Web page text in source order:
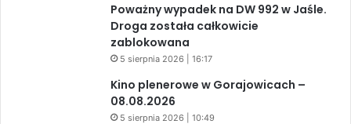
Poważny wypadek na DW 992 w Jaśle.
Droga została całkowicie
zablokowana
5 sierpnia 2026 | 16:17
Kino plenerowe w Gorajowicach –
08.08.2026
5 sierpnia 2026 | 10:49